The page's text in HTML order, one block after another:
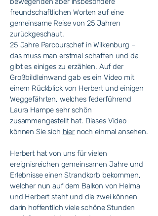
freundschaftlichen Worten auf eine
gemeinsame Reise von 25 Jahren
zurückgeschaut.
25 Jahre Parcourschef in Wilkenburg –
das muss man erstmal schaffen und da
gibt es einiges zu erzählen. Auf der
Großbildleinwand gab es ein Video mit
einem Rückblick von Herbert und einigen
Weggefährten, welches federführend
Laura Hampe sehr schön
zusammengestellt hat. Dieses Video
können Sie sich hier noch einmal ansehen.
Herbert hat von uns für vielen
ereignisreichen gemeinsamen Jahre und
Erlebnisse einen Strandkorb bekommen,
welcher nun auf dem Balkon von Helma
und Herbert steht und die zwei können
darin hoffentlich viele schöne Stunden